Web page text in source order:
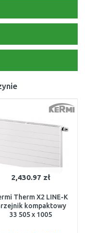
2,430.97 zł
Therm X2 LINE-K
kompaktowy
33 505 x 1005